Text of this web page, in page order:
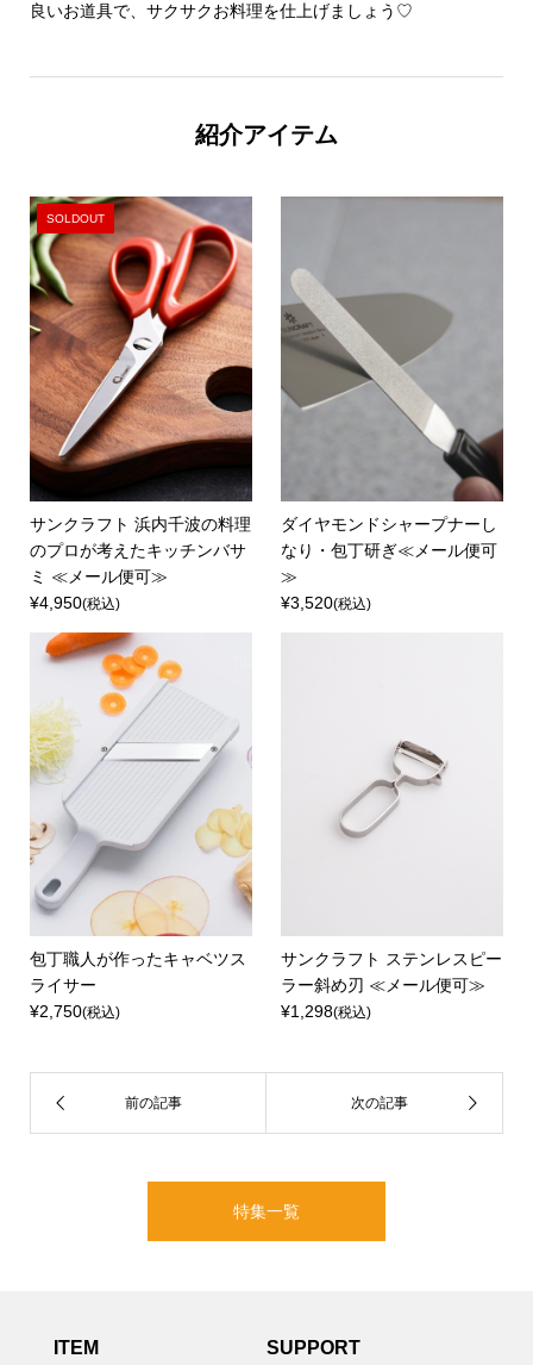
良いお道具で、サクサクお料理を仕上げましょう♡
紹介アイテム
SOLDOUT
サンクラフト 浜内千波の料理
のプロが考えたキッチンバサ
ミ ≪メール便可≫
¥4,950(税込)
ダイヤモンドシャープナーし
なり・包丁研ぎ≪メール便可
≫
¥3,520(税込)
包丁職人が作ったキャベツス
ライサー
¥2,750(税込)
サンクラフト ステンレスピー
ラー斜め刃 ≪メール便可≫
¥1,298(税込)
特集一覧
ITEM SUPPORT